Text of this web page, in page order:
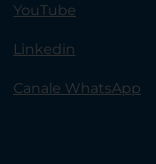
YouTube
Linkedin
Canale WhatsApp